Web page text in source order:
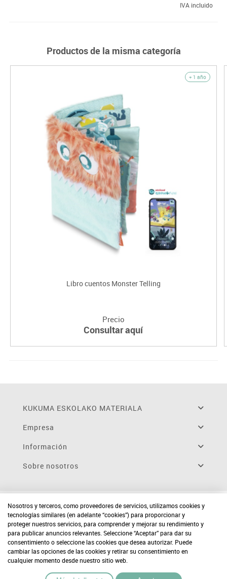
IVA incluido
Productos de la misma categoría
+ 1 año
Libro cuentos Monster Telling
Precio
Consultar aquí
KUKUMA ESKOLAKO MATERIALA
Empresa
Información
Sobre nosotros
Nosotros y terceros, como proveedores de servicios, utilizamos cookies y
tecnologías similares (en adelante “cookies”) para proporcionar y
proteger nuestros servicios, para comprender y mejorar su rendimiento y
para publicar anuncios relevantes. Seleccione “Aceptar” para dar su
consentimiento o seleccione las cookies que desea autorizar. Puede
cambiar las opciones de las cookies y retirar su consentimiento en
cualquier momento desde nuestro sitio web.